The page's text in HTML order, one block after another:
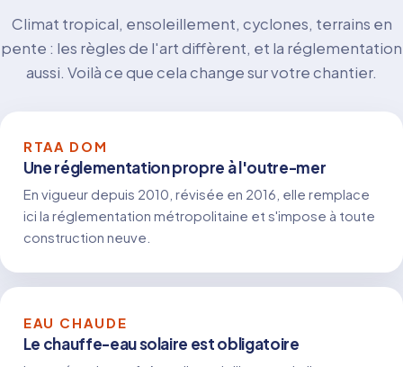
Climat tropical, ensoleillement, cyclones, terrains en
pente : les règles de l'art diffèrent, et la réglementation
aussi. Voilà ce que cela change sur votre chantier.
RTAA DOM
Une réglementation propre à l'outre-mer
En vigueur depuis 2010, révisée en 2016, elle remplace
ici la réglementation métropolitaine et s'impose à toute
construction neuve.
EAU CHAUDE
Le chauffe-eau solaire est obligatoire